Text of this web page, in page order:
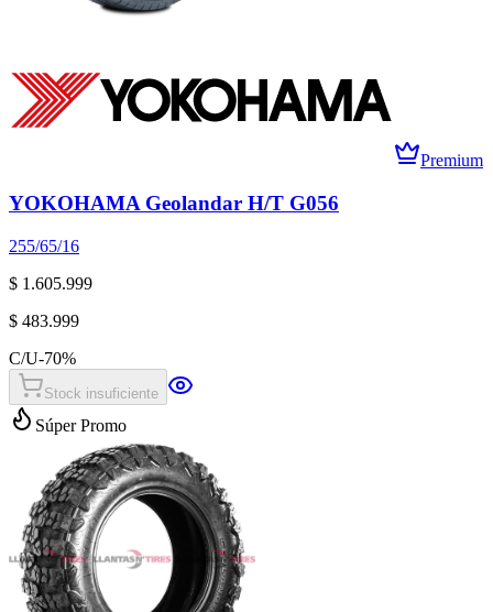
Premium
YOKOHAMA Geolandar H/T G056
255/65/16
$ 1.605.999
$ 483.999
C/U-70%
Stock insuficiente
Súper Promo